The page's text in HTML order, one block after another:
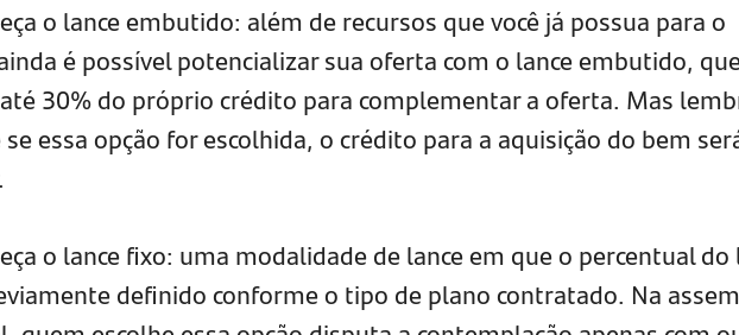
o lance embutido: além de recursos que você já possua para o
é possível potencializar sua oferta com o lance embutido,
30% do próprio crédito para complementar a oferta. Mas
se essa opção for escolhida, o crédito para a aquisição do bem
o lance fixo: uma modalidade de lance em que o percentual do
definido conforme o tipo de plano contratado. Na